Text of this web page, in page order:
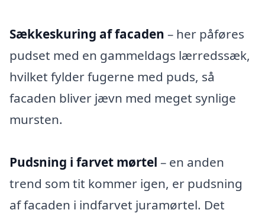
Sækkeskuring af facaden – her påføres
pudset med en gammeldags lærredssæk,
hvilket fylder fugerne med puds, så
facaden bliver jævn med meget synlige
mursten.
Pudsning i farvet mørtel – en anden
trend som tit kommer igen, er pudsning
af facaden i indfarvet juramørtel. Det